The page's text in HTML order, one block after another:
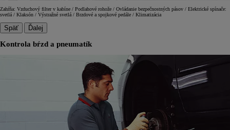
Zahŕňa: Vzduchový filter v kabíne / Podlahové rohože / Ovládanie bezpečnostných pásov / Elektrické spínače:
svetlá / Klaksón / Výstražné svetlá / Brzdové a spojkové pedále / Klimatizácia
Späť Ďalej
Kontrola bŕzd a pneumatík